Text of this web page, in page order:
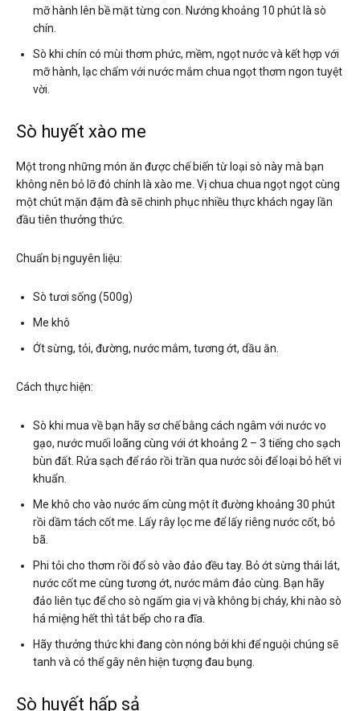
mỡ hành lên bề mặt từng con. Nướng khoảng 10 phút là sò
chín.
Sò khi chín có mùi thơm phức, mềm, ngọt nước và kết hợp với
mỡ hành, lạc chấm với nước mắm chua ngọt thơm ngon tuyệt
vời.
Sò huyết xào me
Một trong những món ăn được chế biến từ loại sò này mà bạn
không nên bỏ lỡ đó chính là xào me. Vị chua chua ngọt ngọt cùng
một chút mặn đậm đà sẽ chinh phục nhiều thực khách ngay lần
đầu tiên thưởng thức.
Chuẩn bị nguyên liệu:
Sò tươi sống (500g)
Me khô
Ớt sừng, tỏi, đường, nước mắm, tương ớt, dầu ăn.
Cách thực hiện:
Sò khi mua về bạn hãy sơ chế bằng cách ngâm với nước vo
gạo, nước muối loãng cùng với ớt khoảng 2 – 3 tiếng cho sạch
bùn đất. Rửa sạch để ráo rồi trần qua nước sôi để loại bỏ hết vi
khuẩn.
Me khô cho vào nước ấm cùng một ít đường khoảng 30 phút
rồi dầm tách cốt me. Lấy rây lọc me để lấy riêng nước cốt, bỏ
bã.
Phi tỏi cho thơm rồi đổ sò vào đảo đều tay. Bỏ ớt sừng thái lát,
nước cốt me cùng tương ớt, nước mắm đảo cùng. Bạn hãy
đảo liên tục để cho sò ngấm gia vị và không bị cháy, khi nào sò
há miệng hết thì tắt bếp cho ra đĩa.
Hãy thưởng thức khi đang còn nóng bởi khi để nguội chúng sẽ
tanh và có thể gây nên hiện tượng đau bụng.
Sò huyết hấp sả